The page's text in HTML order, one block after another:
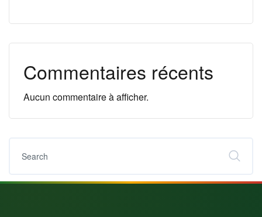
Commentaires récents
Aucun commentaire à afficher.